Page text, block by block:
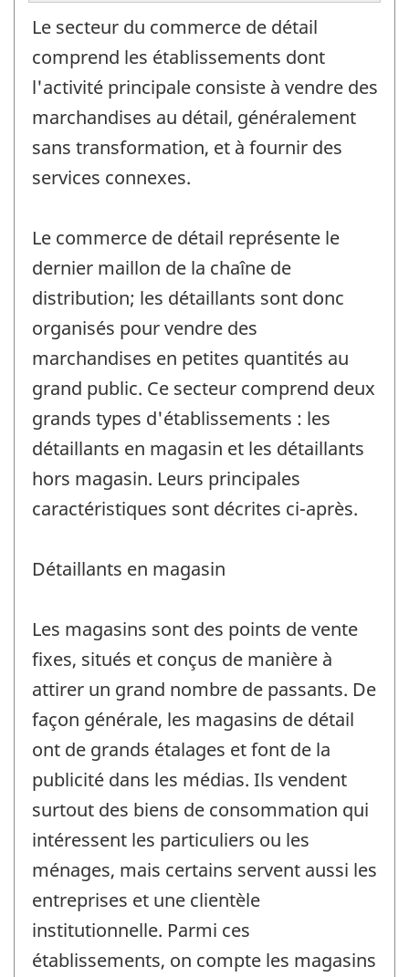
Le secteur du commerce de détail
comprend les établissements dont
l'activité principale consiste à vendre des
marchandises au détail, généralement
sans transformation, et à fournir des
services connexes.
Le commerce de détail représente le
dernier maillon de la chaîne de
distribution; les détaillants sont donc
organisés pour vendre des
marchandises en petites quantités au
grand public. Ce secteur comprend deux
grands types d'établissements : les
détaillants en magasin et les détaillants
hors magasin. Leurs principales
caractéristiques sont décrites ci-après.
Détaillants en magasin
Les magasins sont des points de vente
fixes, situés et conçus de manière à
attirer un grand nombre de passants. De
façon générale, les magasins de détail
ont de grands étalages et font de la
publicité dans les médias. Ils vendent
surtout des biens de consommation qui
intéressent les particuliers ou les
ménages, mais certains servent aussi les
entreprises et une clientèle
institutionnelle. Parmi ces
établissements, on compte les magasins